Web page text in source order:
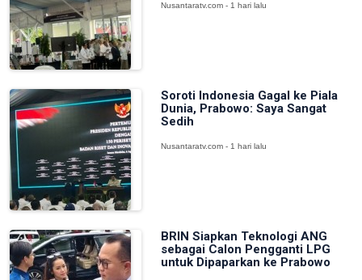
Nusantaratv.com - 1 hari lalu
Soroti Indonesia Gagal ke Piala
Dunia, Prabowo: Saya Sangat
Sedih
Nusantaratv.com - 1 hari lalu
BRIN Siapkan Teknologi ANG
sebagai Calon Pengganti LPG
untuk Dipaparkan ke Prabowo